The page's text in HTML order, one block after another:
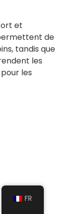
et
de
tandis que
les
les
FR